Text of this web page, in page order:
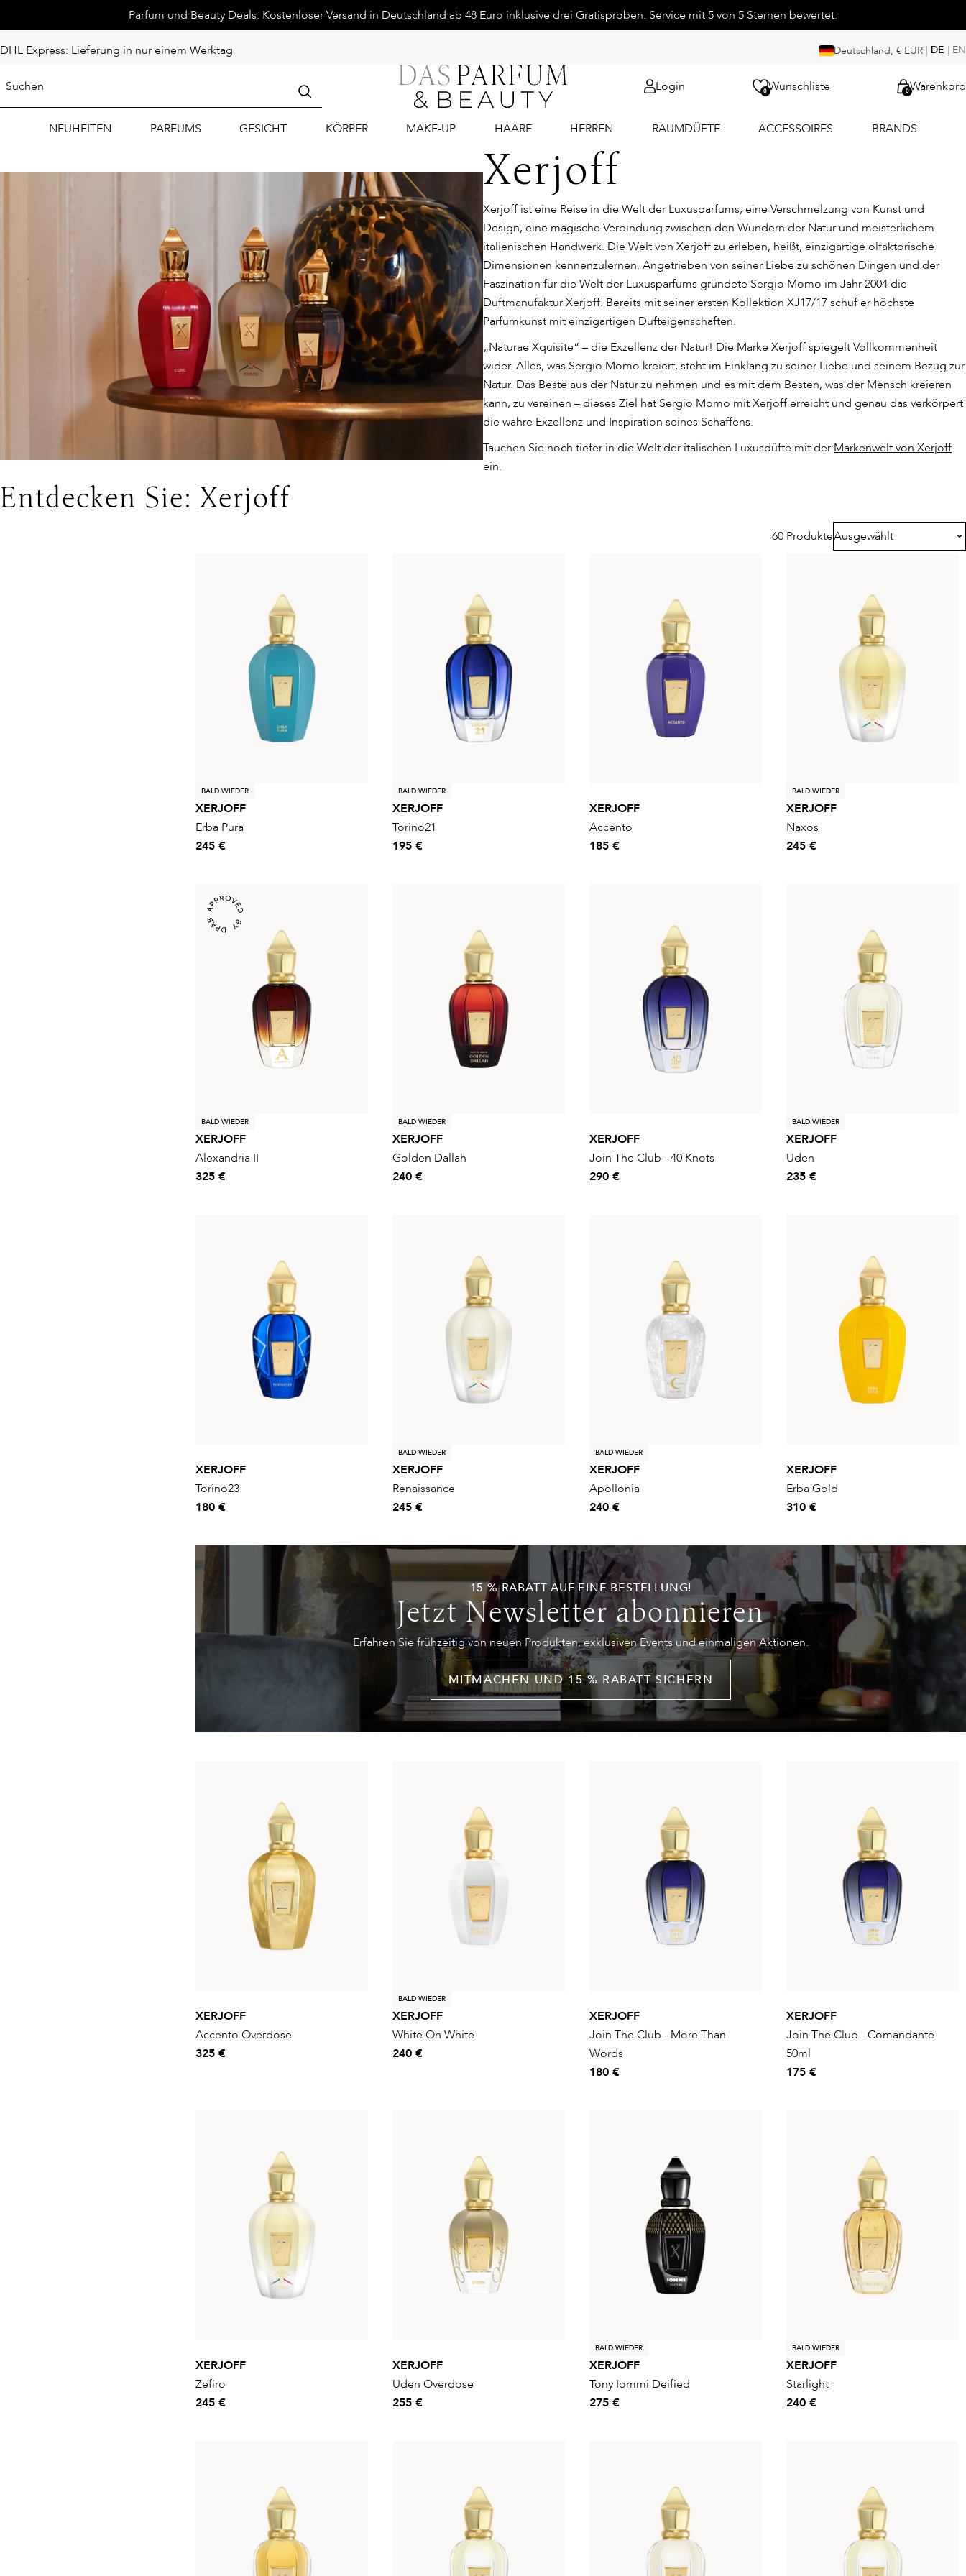
Parfum und Beauty Deals: Kostenloser Versand in Deutschland ab 48 Euro inklusive drei Gratisproben. Service mit 5 von 5 Sternen bewertet.
DHL Express: Lieferung in nur einem Werktag Deutschland, € EUR | DE | EN
Login 0Wunschliste 0Warenkorb
NEUHEITEN PARFUMS GESICHT KÖRPER MAKE-UP HAARE HERREN RAUMDÜFTE ACCESSOIRES BRANDS
Xerjoff
Xerjoff ist eine Reise in die Welt der Luxusparfums, eine Verschmelzung von Kunst und
Design, eine magische Verbindung zwischen den Wundern der Natur und meisterlichem
italienischen Handwerk. Die Welt von Xerjoff zu erleben, heißt, einzigartige olfaktorische
Dimensionen kennenzulernen. Angetrieben von seiner Liebe zu schönen Dingen und der
Faszination für die Welt der Luxusparfums gründete Sergio Momo im Jahr 2004 die
Duftmanufaktur Xerjoff. Bereits mit seiner ersten Kollektion XJ17/17 schuf er höchste
Parfumkunst mit einzigartigen Dufteigenschaften.
„Naturae Xquisite“ – die Exzellenz der Natur! Die Marke Xerjoff spiegelt Vollkommenheit
wider. Alles, was Sergio Momo kreiert, steht im Einklang zu seiner Liebe und seinem Bezug zur
Natur. Das Beste aus der Natur zu nehmen und es mit dem Besten, was der Mensch kreieren
kann, zu vereinen – dieses Ziel hat Sergio Momo mit Xerjoff erreicht und genau das verkörpert
die wahre Exzellenz und Inspiration seines Schaffens.
Tauchen Sie noch tiefer in die Welt der italischen Luxusdüfte mit der Markenwelt von Xerjoff
ein.
Entdecken Sie: Xerjoff
60 ProdukteAusgewählt
BALD WIEDER
XERJOFF
Erba Pura
245 €
BALD WIEDER
XERJOFF
Torino21
195 €
XERJOFF
Accento
185 €
BALD WIEDER
XERJOFF
Naxos
245 €
BALD WIEDER
XERJOFF
Alexandria II
325 €
BALD WIEDER
XERJOFF
Golden Dallah
240 €
XERJOFF
Join The Club - 40 Knots
290 €
BALD WIEDER
XERJOFF
Uden
235 €
XERJOFF
Torino23
180 €
BALD WIEDER
XERJOFF
Renaissance
245 €
BALD WIEDER
XERJOFF
Apollonia
240 €
XERJOFF
Erba Gold
310 €
15 % RABATT AUF EINE BESTELLUNG!
Jetzt Newsletter abonnieren
Erfahren Sie frühzeitig von neuen Produkten, exklusiven Events und einmaligen Aktionen.
MITMACHEN UND 15 % RABATT SICHERN
XERJOFF
Accento Overdose
325 €
BALD WIEDER
XERJOFF
White On White
240 €
XERJOFF
Join The Club - More Than
Words
180 €
XERJOFF
Join The Club - Comandante
50ml
175 €
XERJOFF
Zefiro
245 €
XERJOFF
Uden Overdose
255 €
BALD WIEDER
XERJOFF
Tony Iommi Deified
275 €
BALD WIEDER
XERJOFF
Starlight
240 €